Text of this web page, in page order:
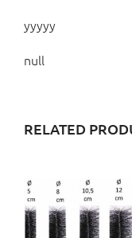
yyyyy
null
RELATED